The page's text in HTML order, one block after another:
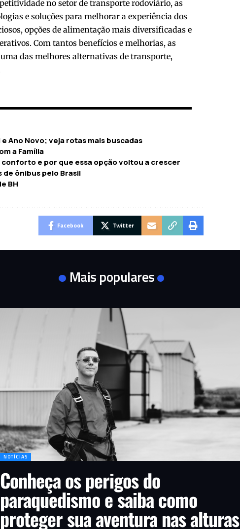
no setor de transporte rodoviário, as
e soluções para melhorar a experiência dos
opções de alimentação mais diversificadas e
Com tantos benefícios e melhorias, as
das melhores alternativas de transporte,
Ano Novo; veja rotas mais buscadas
a Família
e por que essa opção voltou a crescer
ônibus pelo Brasil
BH
Facebook Twitter
Mais populares
NOTÍCIAS
Conheça os perigos do
paraquedismo e saiba como
proteger sua aventura nas alturas